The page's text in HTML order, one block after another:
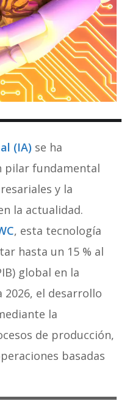
(IA) se ha
pilar fundamental
y la
la actualidad.
, esta tecnología
hasta un 15 % al
global en la
2026, el desarrollo
la
de producción,
basadas